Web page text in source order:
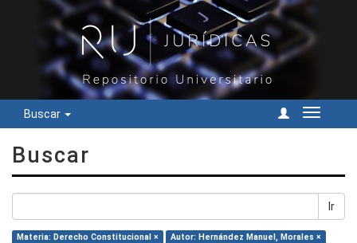
Buscar
Cambiar
Buscar
Ir
Materia: Derecho Constitucional ×
Autor: Hernández Manuel, Morales ×